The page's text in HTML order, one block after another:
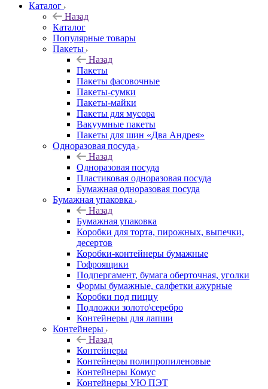
Каталог
Назад
Каталог
Популярные товары
Пакеты
Назад
Пакеты
Пакеты фасовочные
Пакеты-сумки
Пакеты-майки
Пакеты для мусора
Вакуумные пакеты
Пакеты для шин «Два Андрея»
Одноразовая посуда
Назад
Одноразовая посуда
Пластиковая одноразовая посуда
Бумажная одноразовая посуда
Бумажная упаковка
Назад
Бумажная упаковка
Коробки для торта, пирожных, выпечки,
десертов
Коробки-контейнеры бумажные
Гофроящики
Подпергамент, бумага оберточная, уголки
Формы бумажные, салфетки ажурные
Коробки под пиццу
Подложки золото\серебро
Контейнеры для лапши
Контейнеры
Назад
Контейнеры
Контейнеры полипропиленовые
Контейнеры Комус
Контейнеры УЮ ПЭТ